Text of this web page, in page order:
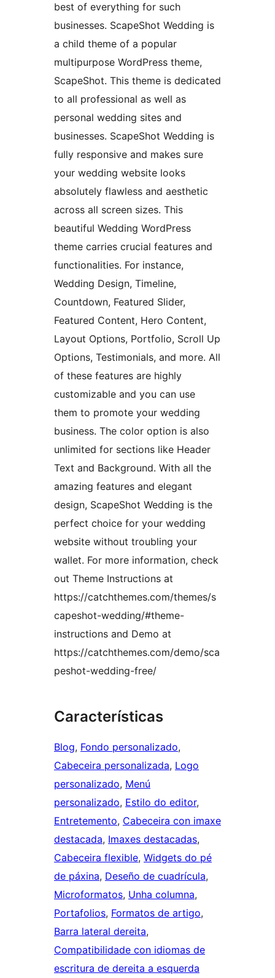
best of everything for such
businesses. ScapeShot Wedding is
a child theme of a popular
multipurpose WordPress theme,
ScapeShot. This theme is dedicated
to all professional as well as
personal wedding sites and
businesses. ScapeShot Wedding is
fully responsive and makes sure
your wedding website looks
absolutely flawless and aesthetic
across all screen sizes. This
beautiful Wedding WordPress
theme carries crucial features and
functionalities. For instance,
Wedding Design, Timeline,
Countdown, Featured Slider,
Featured Content, Hero Content,
Layout Options, Portfolio, Scroll Up
Options, Testimonials, and more. All
of these features are highly
customizable and you can use
them to promote your wedding
business. The color option is also
unlimited for sections like Header
Text and Background. With all the
amazing features and elegant
design, ScapeShot Wedding is the
perfect choice for your wedding
website without troubling your
wallet. For more information, check
out Theme Instructions at
https://catchthemes.com/themes/s
capeshot-wedding/#theme-
instructions and Demo at
https://catchthemes.com/demo/sca
peshot-wedding-free/
Características
Blog, Fondo personalizado
Cabeceira personalizada, Logo
personalizado, Menú
personalizado, Estilo do editor
Entretemento, Cabeceira con imaxe
destacada, Imaxes destacadas
Cabeceira flexible, Widgets do pé
de páxina, Deseño de cuadrícula
Microformatos, Unha columna
Portafolios, Formatos de artigo
Barra lateral dereita
Compatibilidade con idiomas de
escritura de dereita a esquerda